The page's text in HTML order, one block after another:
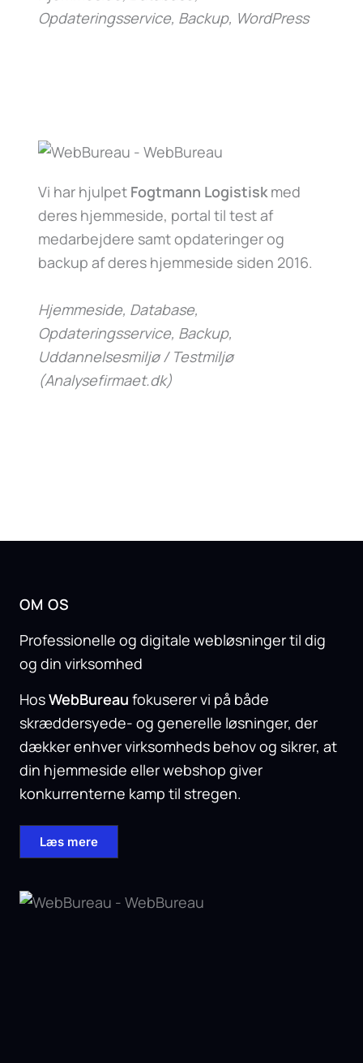
Opdateringsservice, Backup, WordPress
Vi har hjulpet Fogtmann Logistiskmed
deres hjemmeside, portal til test af
medarbejdere samt opdateringer og
backup af deres hjemmeside siden 2016.
Hjemmeside, Database,
Opdateringsservice, Backup,
Uddannelsesmiljø / Testmiljø
(Analysefirmaet.dk)
OM OS
Professionelle og digitale webløsninger til dig
og din virksomhed
HosWebBureau fokuserer vi på både
skræddersyede- og generelle løsninger, der
dækker enhver virksomheds behov og sikrer, at
din hjemmeside eller webshop giver
konkurrenterne kamp til stregen.
Læs mere